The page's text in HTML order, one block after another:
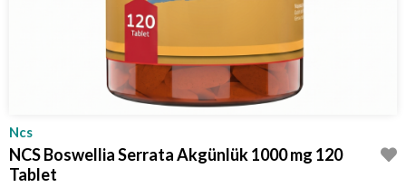
Ncs
NCS Boswellia Serrata Akgünlük 1000 mg 120
Tablet